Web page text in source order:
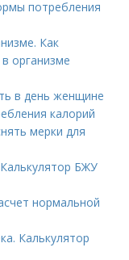
потребления
Как
организме
в день женщине
калорий
мерки для
БЖУ
нормальной
Калькулятор